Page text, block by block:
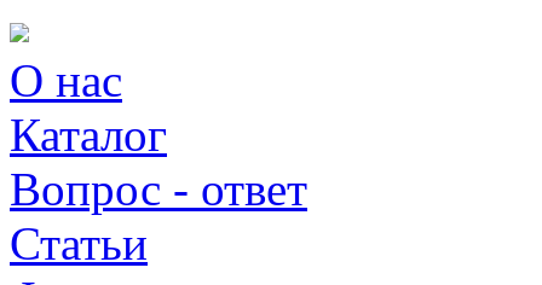
О нас
Каталог
Вопрос - ответ
Статьи